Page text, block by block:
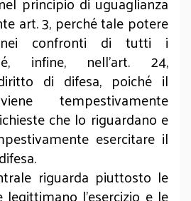
art. 3, perché tale potere
nei confronti di tutti i
infine, nell’art. 24,
di difesa, poiché il
tempestivamente
che lo riguardano e
esercitare il
riguarda piuttosto le